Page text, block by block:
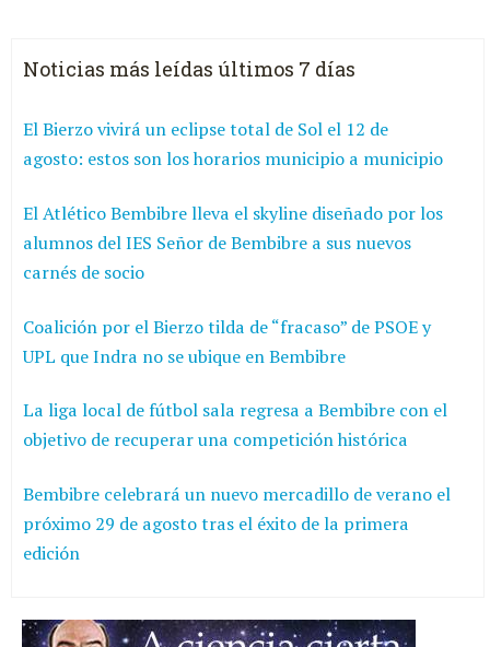
Noticias más leídas últimos 7 días
El Bierzo vivirá un eclipse total de Sol el 12 de
agosto: estos son los horarios municipio a municipio
El Atlético Bembibre lleva el skyline diseñado por los
alumnos del IES Señor de Bembibre a sus nuevos
carnés de socio
Coalición por el Bierzo tilda de “fracaso” de PSOE y
UPL que Indra no se ubique en Bembibre
La liga local de fútbol sala regresa a Bembibre con el
objetivo de recuperar una competición histórica
Bembibre celebrará un nuevo mercadillo de verano el
próximo 29 de agosto tras el éxito de la primera
edición